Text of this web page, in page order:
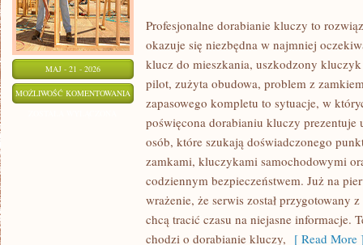
MAJ - 21 - 2026
MOŻLIWOŚĆ KOMENTOWANIA IMMOBILIZERY
ELEKTRONIKA
Profesjonalne dorabianie kluczy to
okazuje się niezbędna w najmniej
klucz do mieszkania, uszkodzony
pilot, zużyta obudowa, problem z
zapasowego kompletu to sytuacje, w
poświęcona dorabianiu kluczy prezentuje
osób, które szukają doświadczonego
zamkami, kluczykami samochodowymi
codziennym bezpieczeństwem. Już na
wrażenie, że serwis został przygotowany
chcą tracić czasu na niejasne informacje.
chodzi o dorabianie kluczy, [ Read More